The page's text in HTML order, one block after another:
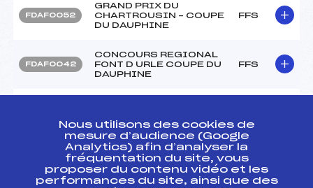
FDAF0052
GRAND PRIX DU
CHARTROUSIN – COUPE
DU DAUPHINE
FFS
FDAF0042
CONCOURS REGIONAL
FONT D URLE COUPE DU
DAUPHINE
FFS
FDAF0032
INDIVIDUELLE (U10 à
U16) LIBRE MASS-
START (U18 à SENIOR)
Dimanche 8 Janvier
FFS
Nous utilisons des cookies de
mesure d’audience (Google
Analytics) afin d’analyser la
fréquentation du site, vous
proposer du contenu vidéo et les
performances du site, ainsi que des